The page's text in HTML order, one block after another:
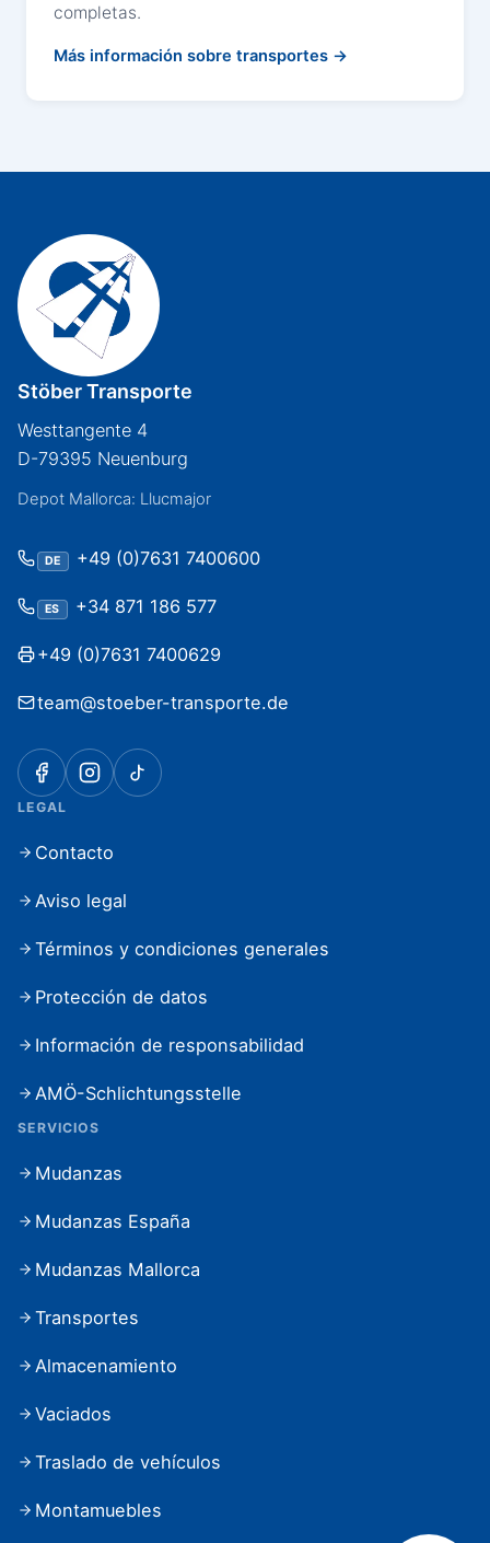
completas.
Más información sobre transportes
Stöber Transporte
Westtangente 4
D-79395 Neuenburg
Depot Mallorca: Llucmajor
DE +49 (0)7631 7400600
ES +34 871 186 577
+49 (0)7631 7400629
team@stoeber-transporte.de
LEGAL
Contacto
Aviso legal
Términos y condiciones generales
Protección de datos
Información de responsabilidad
AMÖ-Schlichtungsstelle
SERVICIOS
Mudanzas
Mudanzas España
Mudanzas Mallorca
Transportes
Almacenamiento
Vaciados
Traslado de vehículos
Montamuebles